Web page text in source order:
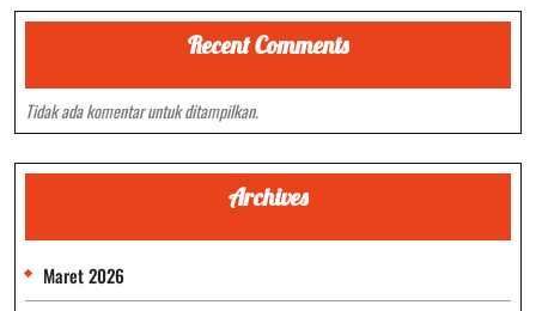
Recent Comments
Tidak ada komentar untuk ditampilkan.
Archives
Maret 2026